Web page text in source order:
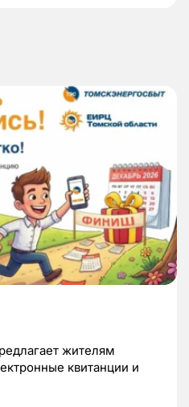
жителям
квитанции и